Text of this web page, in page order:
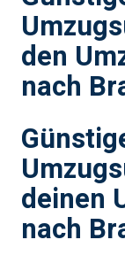
den
nach
deinen
nach